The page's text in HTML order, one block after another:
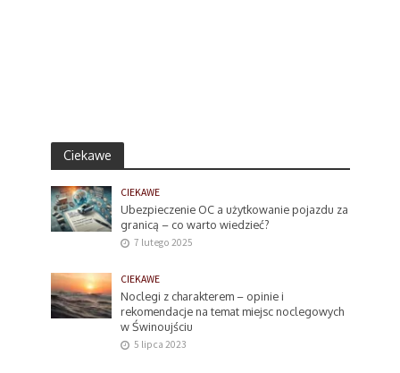
Ciekawe
CIEKAWE
Ubezpieczenie OC a użytkowanie pojazdu za
granicą – co warto wiedzieć?
7 lutego 2025
CIEKAWE
Noclegi z charakterem – opinie i
rekomendacje na temat miejsc noclegowych
w Świnoujściu
5 lipca 2023